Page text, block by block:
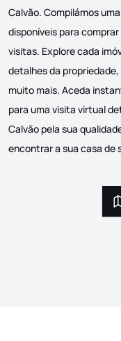
Calvão. Compilámos
disponíveis para
visitas. Explore cada
detalhes da
muito mais. Aceda
para uma visita virtual
Calvão pela sua
encontrar a sua casa de